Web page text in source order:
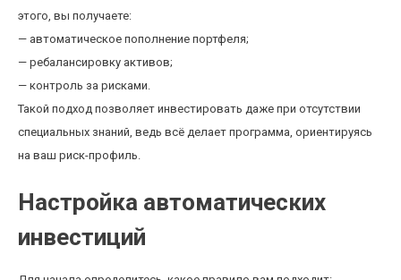
этого, вы получаете:
— автоматическое пополнение портфеля;
— ребалансировку активов;
— контроль за рисками.
Такой подход позволяет инвестировать даже при отсутствии
специальных знаний, ведь всё делает программа, ориентируясь
на ваш риск-профиль.
Настройка автоматических
инвестиций